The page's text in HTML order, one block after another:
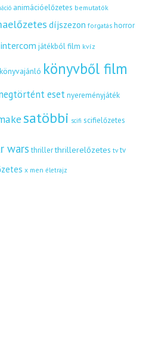
animációelőzetes bemutatók
díjszezon forgatás horror
intercom játékból film kvíz
könyvajánló könyvből film
eset nyereményjáték
satöbbi scifi scifielőzetes
wars thriller thrillerelőzetes tv tv
x men életrajz